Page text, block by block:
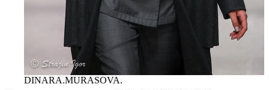
DINARA.MURASOVA.